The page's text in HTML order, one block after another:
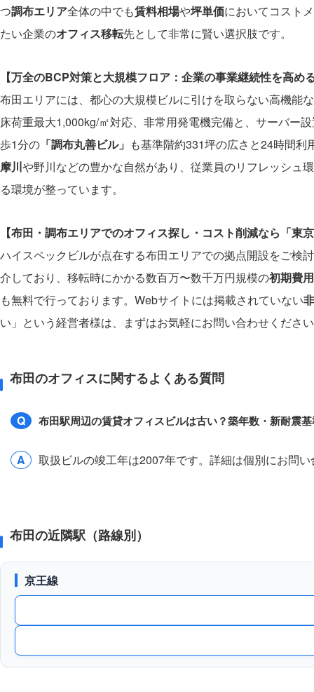
つ調布エリア全体の中でも賃料相場や坪単価においてコスト
たい企業のオフィス移転先として非常に賢い選択肢です。
【万全のBCP対策と大規模フロア：企業の事業継続性を高め
布田エリアには、都心の大規模ビルに引けを取らない高機能な
床荷重最大1,000kg/㎡対応、非常用発電機完備と、サーバー
歩1分の 「調布丸善ビル」 も基準階約331坪の広さと24時間
摩川や野川などの豊かな自然があり、従業員のリフレッシュ
る環境が整っています。
【布田・調布エリアでのオフィス探し・コスト削減なら「東
ハイスペックビルが点在する布田エリアでの拠点開設をご検
介しており、移転時にかかる数百万〜数千万円規模の初期費用
も無料で行っております。Webサイトには掲載されていない
い」という経営者様は、まずはお気軽にお問い合わせくださ
布田のオフィスに関するよくある質問
Q 布田駅周辺の賃貸オフィスビルは古い？築年数・新耐震
A 取扱ビルの竣工年は2007年です。詳細は個別にお問
布田の近隣駅（路線別）
京王線